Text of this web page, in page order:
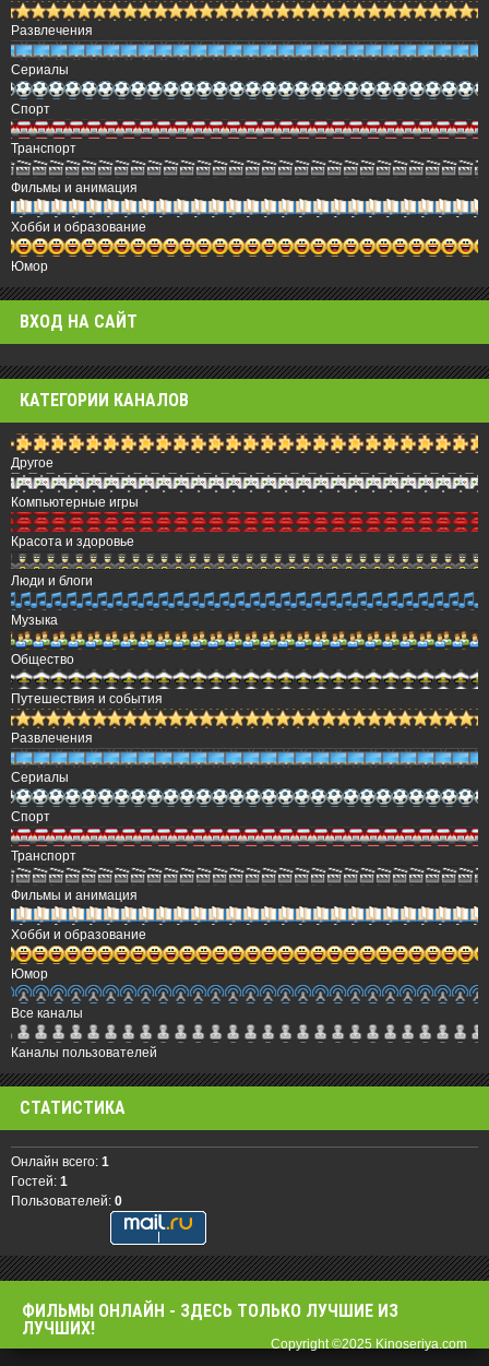
Развлечения
Сериалы
Спорт
Транспорт
Фильмы и анимация
Хобби и образование
Юмор
ВХОД НА САЙТ
КАТЕГОРИИ КАНАЛОВ
Другое
Компьютерные игры
Красота и здоровье
Люди и блоги
Музыка
Общество
Путешествия и события
Развлечения
Сериалы
Спорт
Транспорт
Фильмы и анимация
Хобби и образование
Юмор
Все каналы
Каналы пользователей
СТАТИСТИКА
Онлайн всего: 1
Гостей: 1
Пользователей: 0
ФИЛЬМЫ OНЛАЙН - ЗДЕСЬ ТОЛЬКО ЛУЧШИЕ ИЗ
ЛУЧШИХ!
Copyright ©2025 Kinoseriya.com